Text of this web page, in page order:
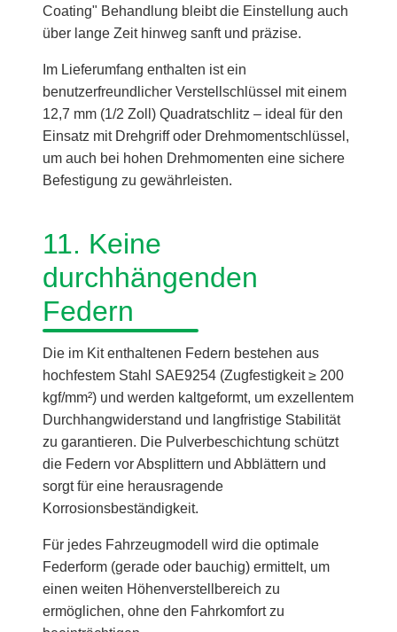
Coating" Behandlung bleibt die Einstellung auch
über lange Zeit hinweg sanft und präzise.
Im Lieferumfang enthalten ist ein
benutzerfreundlicher Verstellschlüssel mit einem
12,7 mm (1/2 Zoll) Quadratschlitz – ideal für den
Einsatz mit Drehgriff oder Drehmomentschlüssel,
um auch bei hohen Drehmomenten eine sichere
Befestigung zu gewährleisten.
11. Keine
durchhängenden
Federn
Die im Kit enthaltenen Federn bestehen aus
hochfestem Stahl SAE9254 (Zugfestigkeit ≥ 200
kgf/mm²) und werden kaltgeformt, um exzellentem
Durchhangwiderstand und langfristige Stabilität
zu garantieren. Die Pulverbeschichtung schützt
die Federn vor Absplittern und Abblättern und
sorgt für eine herausragende
Korrosionsbeständigkeit.
Für jedes Fahrzeugmodell wird die optimale
Federform (gerade oder bauchig) ermittelt, um
einen weiten Höhenverstellbereich zu
ermöglichen, ohne den Fahrkomfort zu